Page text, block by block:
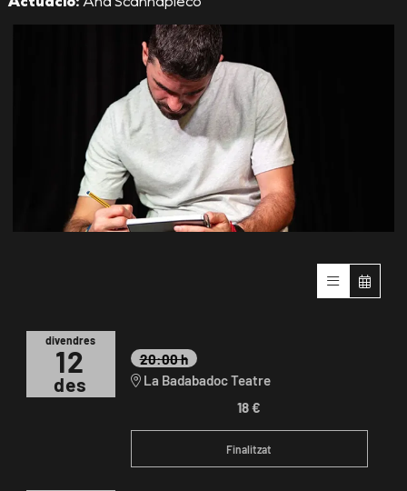
divendres
12
des
20:00 h
La Badabadoc Teatre
18 €
Finalitzat